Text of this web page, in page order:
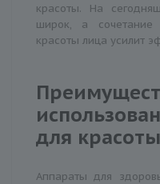
красоты. На
широк, а сочетание
красоты лица усилит
для красоты
Аппараты для